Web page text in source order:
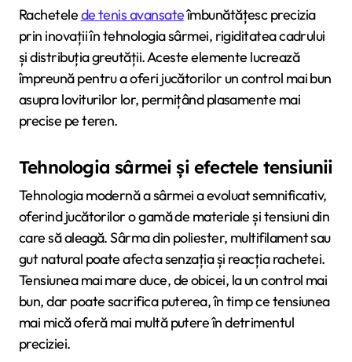
Rachetelede tenis avansateîmbunătățesc precizia
prin inovații în tehnologia sârmei, rigiditatea cadrului
și distribuția greutății. Aceste elemente lucrează
împreună pentru a oferi jucătorilor un control mai bun
asupra loviturilor lor, permițând plasamente mai
precise pe teren.
Tehnologia sârmei și efectele tensiunii
Tehnologia modernă a sârmei a evoluat semnificativ,
oferind jucătorilor o gamă de materiale și tensiuni din
care să aleagă. Sârma din poliester, multifilament sau
gut natural poate afecta senzația și reacția rachetei.
Tensiunea mai mare duce, de obicei, la un control mai
bun, dar poate sacrifica puterea, în timp ce tensiunea
mai mică oferă mai multă putere în detrimentul
preciziei.